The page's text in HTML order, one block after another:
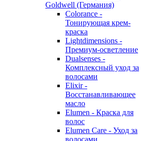
Goldwell (Германия)
Colorance -
Тонирующая крем-
краска
Lightdimensions -
Премиум-осветление
Dualsenses -
Комплексный уход за
волосами
Elixir -
Восстанавливающее
масло
Elumen - Краска для
волос
Elumen Care - Уход за
волосами